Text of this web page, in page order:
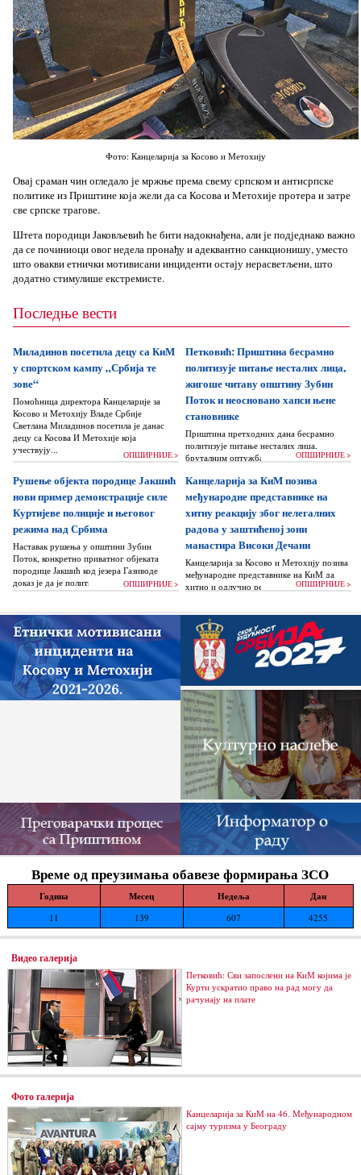
Фото: Канцеларија за Косово и Метохију
Овај сраман чин огледало је мржње према свему српском и антисрпске
политике из Приштине која жели да са Косова и Метохије протера и затре
све српске трагове.
Штета породици Јаковљевић ће бити надокнађена, али је подједнако важно
да се починиоци овог недела пронађу и адеквантно санкционишу, уместо
што овакви етнички мотивисани инциденти остају нерасветљени, што
додатно стимулише екстремисте.
Последње вести
Миладинов посетила децу са КиМ
у спортском кампу „Србија те
зове“
Помоћница директора Канцеларије за
Косово и Метохију Владе Србије
Светлана Миладинов посетила је данас
децу са Косова И Метохије која
учествују...
ОПШИРНИЈЕ >
Петковић: Приштина бесрамно
политизује питање несталих лица,
жигоше читаву општину Зубин
Поток и неосновано хапси њене
становнике
Приштина претходних дана бесрамно
политизује питање несталих лица,
бруталним оптужбама на рачун Београда
жигоше...
ОПШИРНИЈЕ >
Рушење објекта породице Јакшић
нови пример демонстрације силе
Куртијеве полиције и његовог
режима над Србима
Наставак рушења у општини Зубин
Поток, конкретно приватног објеката
породице Јакшић код језера Газиводе
доказ је да је политика Аљбина Куртија...
ОПШИРНИЈЕ >
Канцеларија за КиМ позива
међународне представнике на
хитну реакцију због нелегалних
радова у заштићеној зони
манастира Високи Дечани
Канцеларија за Косово и Метохију позива
међународне представнике на КиМ да
хитно и одлучно реагују и да без
нелегалних грађевинских...
ОПШИРНИЈЕ >
Време од преузимања обавезе формирања ЗСО
Година Месец Недеља Дан
11 139 607 4255
Видео галерија
Петковић: Сви запослени на КиМ којима је
Курти ускратио право на рад могу да
рачунају на плате
Фото галерија
Канцеларија за КиМ на 46. Међународном
сајму туризма у Београду